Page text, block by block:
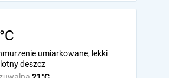
umiarkowane, lekki
deszcz